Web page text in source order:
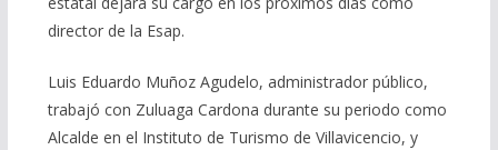
director de la Esap.
Luis Eduardo Muñoz Agudelo, administrador público,
trabajó con Zuluaga Cardona durante su periodo como
Alcalde en el Instituto de Turismo de Villavicencio, y